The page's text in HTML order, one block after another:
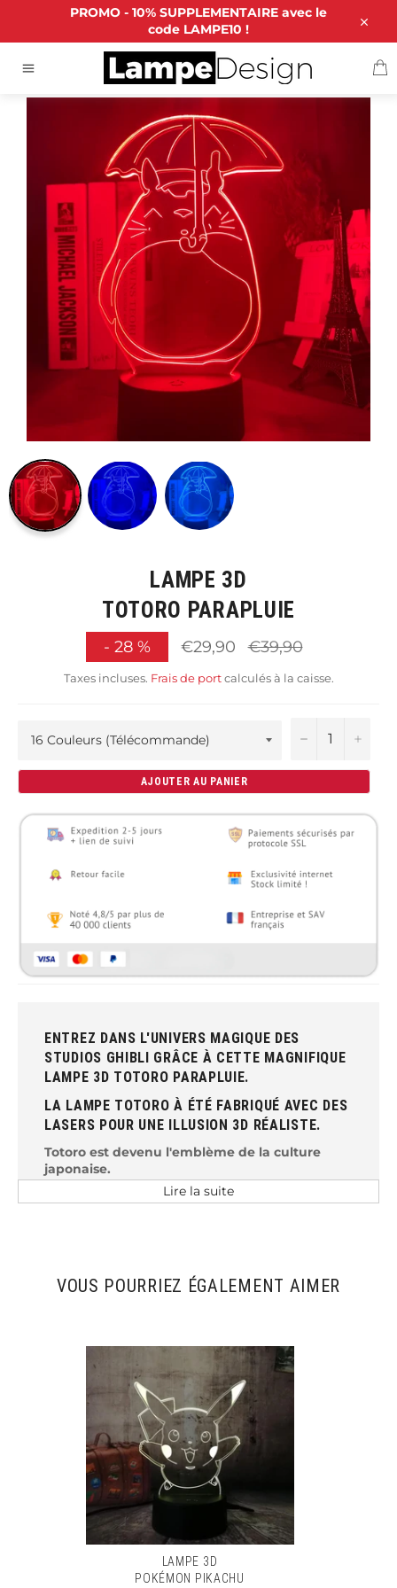
contenu
PROMO - 10% SUPPLEMENTAIRE avec le
code LAMPE10 !
ACCUEIL LAMPE 3D TOTORO PARAPLUIE
LAMPE 3D
TOTORO PARAPLUIE
- 28% €29,90 Prix
régulier
€39,90
Taxes incluses. Frais de portcalculés à la caisse.
− +
AJOUTER AU PANIER
ENTREZ DANS L'UNIVERS MAGIQUE DES
STUDIOS GHIBLI GRÂCE À CETTE MAGNIFIQUE
LAMPE 3D TOTORO PARAPLUIE.
LA LAMPE TOTORO À ÉTÉ FABRIQUÉ AVEC DES
LASERS POUR UNE ILLUSION 3D RÉALISTE.
Totoro est devenu l'emblème de la culture
japonaise.
Totoro est une création de Hayao Miyazaki. Ils
Leds jusqu'a 50 000 heures d'utilisation
Collection : Japonaise / Studio Ghibli / Lampe
Totoro
Couleurs: 7 Couleurs ou 16 Couleurs
(Télécommande)
Dimension : 22 cm x 16 cm x 6 cm
Poids : 300 g
Lire la suite
VOUS POURRIEZ ÉGALEMENT AIMER
LAMPE 3D
POKÉMON PIKACHU